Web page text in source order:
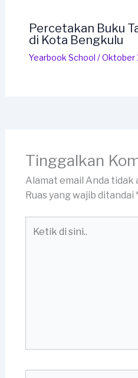
Percetakan Buku
di Kota Bengkulu
Yearbook School /Oktober
Tinggalkan
Alamat email Anda tidak
Ruas yang wajib ditandai